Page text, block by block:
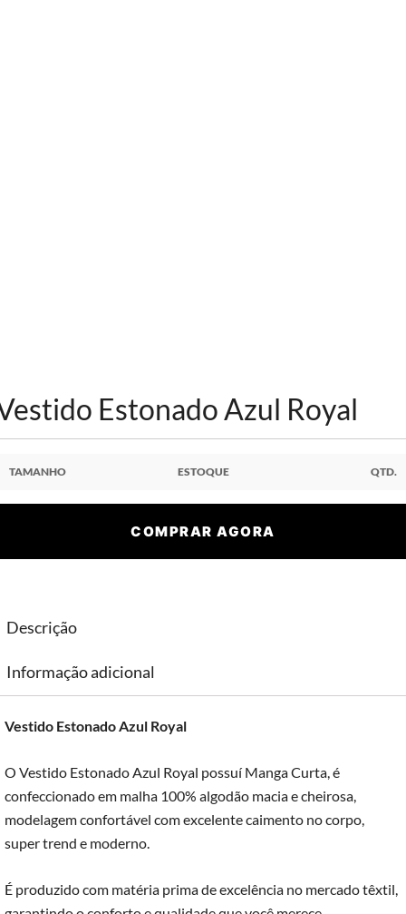
Estonado Azul Royal
TAMANHO ESTOQUE QTD.
COMPRAR AGORA
Descrição
Informação adicional
Vestido Estonado Azul Royal
O Vestido Estonado Azul Royal possuí Manga Curta, é
confeccionado em malha 100% algodão macia e cheirosa,
modelagem confortável com excelente caimento no corpo,
super trend e moderno.
É produzido com matéria prima de excelência no mercado têxtil,